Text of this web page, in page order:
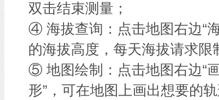
双击结束测量；
④ 海拔查询：点击地图右边“
的海拔高度，每天海拔请求
⑤ 地图绘制：点击地图右边“画
形”，可在地图上画出想要的